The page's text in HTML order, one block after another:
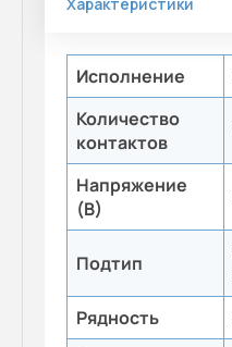
Исполнение
Количество
контактов
Напряжение
(В)
Подтип
Рядность